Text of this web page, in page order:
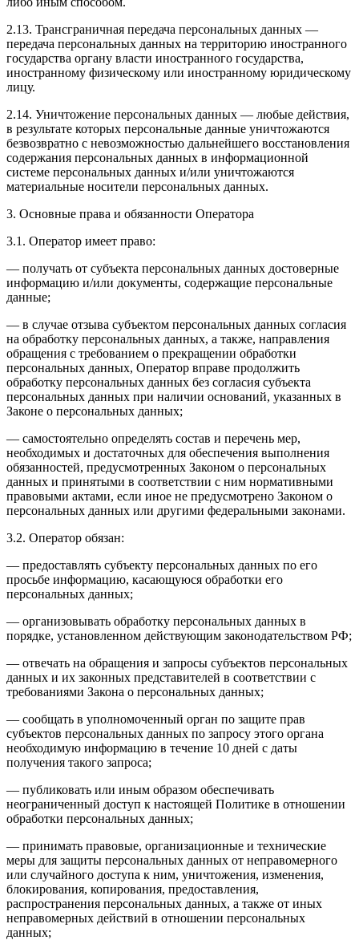
2.13. Трансграничная передача персональных данных —
передача персональных данных на территорию иностранного
государства органу власти иностранного государства,
иностранному физическому или иностранному юридическому
лицу.
2.14. Уничтожение персональных данных — любые действия,
в результате которых персональные данные уничтожаются
безвозвратно с невозможностью дальнейшего восстановления
содержания персональных данных в информационной
системе персональных данных и/или уничтожаются
материальные носители персональных данных.
3. Основные права и обязанности Оператора
3.1. Оператор имеет право:
— получать от субъекта персональных данных достоверные
информацию и/или документы, содержащие персональные
данные;
— в случае отзыва субъектом персональных данных согласия
на обработку персональных данных, а также, направления
обращения с требованием о прекращении обработки
персональных данных, Оператор вправе продолжить
обработку персональных данных без согласия субъекта
персональных данных при наличии оснований, указанных в
Законе о персональных данных;
— самостоятельно определять состав и перечень мер,
необходимых и достаточных для обеспечения выполнения
обязанностей, предусмотренных Законом о персональных
данных и принятыми в соответствии с ним нормативными
правовыми актами, если иное не предусмотрено Законом о
персональных данных или другими федеральными законами.
3.2. Оператор обязан:
— предоставлять субъекту персональных данных по его
просьбе информацию, касающуюся обработки его
персональных данных;
— организовывать обработку персональных данных в
порядке, установленном действующим законодательством РФ;
— отвечать на обращения и запросы субъектов персональных
данных и их законных представителей в соответствии с
требованиями Закона о персональных данных;
— сообщать в уполномоченный орган по защите прав
субъектов персональных данных по запросу этого органа
необходимую информацию в течение 10 дней с даты
получения такого запроса;
— публиковать или иным образом обеспечивать
неограниченный доступ к настоящей Политике в отношении
обработки персональных данных;
— принимать правовые, организационные и технические
меры для защиты персональных данных от неправомерного
или случайного доступа к ним, уничтожения, изменения,
блокирования, копирования, предоставления,
распространения персональных данных, а также от иных
неправомерных действий в отношении персональных
данных;